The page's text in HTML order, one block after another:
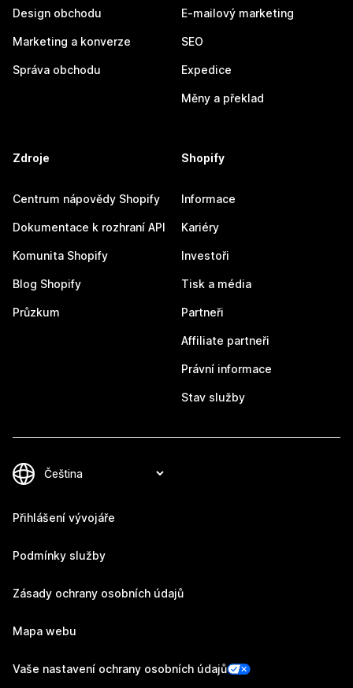
Design obchodu
Marketing a konverze
Správa obchodu
E-mailový marketing
SEO
Expedice
Měny a překlad
Zdroje
Centrum nápovědy Shopify
Dokumentace k rozhraní API
Komunita Shopify
Blog Shopify
Průzkum
Shopify
Informace
Kariéry
Investoři
Tisk a média
Partneři
Affiliate partneři
Právní informace
Stav služby
Přihlášení vývojáře
Podmínky služby
Zásady ochrany osobních údajů
Mapa webu
Vaše nastavení ochrany osobních údajů